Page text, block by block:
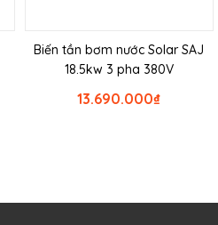
Biến tần bơm nước Solar SAJ
18.5kw 3 pha 380V
₫
13.690.000